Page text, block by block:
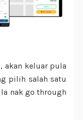
akan keluar pula
pilih salah satu
nak go through